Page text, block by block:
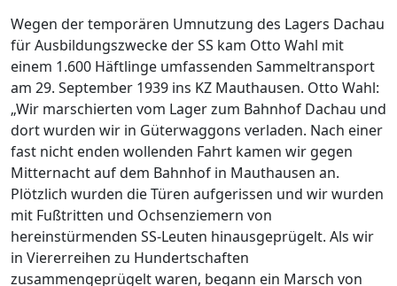
Wegen der temporären Umnutzung des Lagers Dachau
für Ausbildungszwecke der SS kam Otto Wahl mit
einem 1.600 Häftlinge umfassenden Sammeltransport
am 29. September 1939 ins KZ Mauthausen. Otto Wahl:
„Wir marschierten vom Lager zum Bahnhof Dachau und
dort wurden wir in Güterwaggons verladen. Nach einer
fast nicht enden wollenden Fahrt kamen wir gegen
Mitternacht auf dem Bahnhof in Mauthausen an.
Plötzlich wurden die Türen aufgerissen und wir wurden
mit Fußtritten und Ochsenziemern von
hereinstürmenden SS-Leuten hinausgeprügelt. Als wir
in Viererreihen zu Hundertschaften
zusammengeprügelt waren, begann ein Marsch von